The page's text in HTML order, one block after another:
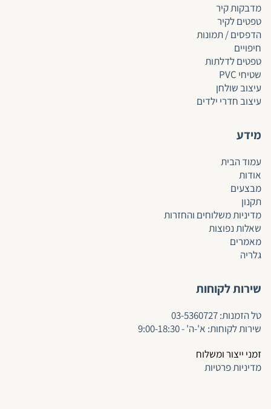
מדבקות קיר
טפטים לקיר
הדפסים / תמונות
חיפויים
טפטים לדלתות
שטיחי PVC
עיצוב שולחן
עיצוב חדרי ילדים
מידע
עמוד הבית
אודות
מבצעים
תקנון
מדיניות משלוחים והחזרות
שאלות נפוצות
מאמרים
גלריה
שירות לקוחות
טל הזמנות:03-5360727
שירות לקוחות: א'-ה' - 9:00-18:30
זמני ייצור ומשלוח
מדיניות פרטיות